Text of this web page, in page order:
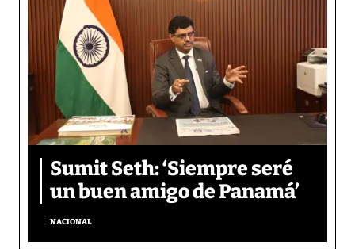
Sumit Seth: ‘Siempre seré
un buen amigo de Panamá’
NACIONAL